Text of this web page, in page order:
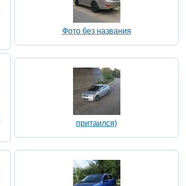
Фото без названия
притаился)